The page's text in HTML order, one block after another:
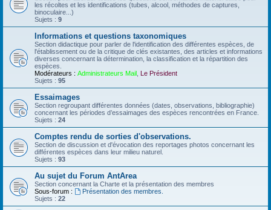
les récoltes et les identifications (tubes, alcool, méthodes de captures,
binoculaire...)
Sujets : 9
Informations et questions taxonomiques
Section didactique pour parler de l'identification des différentes espèces, de
l'établissement ou de la critique de clés existantes, des articles et informations
diverses concernant la détermination, la classification et la répartition des
espèces.
Modérateurs : Administrateurs Mail Le Président
Sujets : 95
Essaimages
Section regroupant différentes données (dates, observations, bibliographie)
concernant les périodes d’essaimages des espèces rencontrées en France.
Sujets : 24
Comptes rendu de sorties d'observations.
Section de discussion et d'évocation des reportages photos concernant les
différentes espèces dans leur milieu naturel.
Sujets : 93
Au sujet du Forum AntArea
Section concernant la Charte et la présentation des membres
Sous-forum :
Présentation des membres.
Sujets : 22